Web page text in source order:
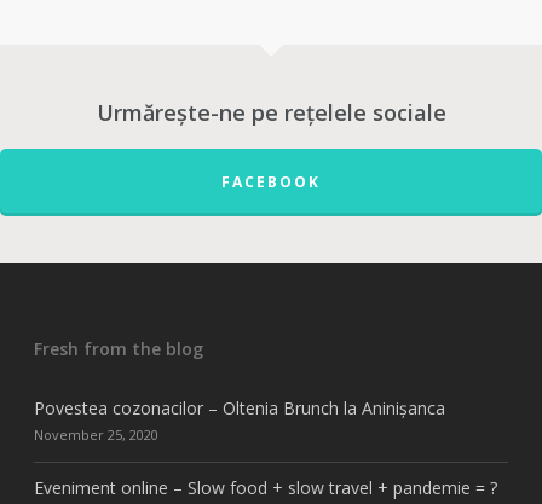
Urmărește-ne pe rețelele sociale
FACEBOOK
Fresh from the blog
Povestea cozonacilor – Oltenia Brunch la Aninișanca
November 25, 2020
Eveniment online – Slow food + slow travel + pandemie = ?